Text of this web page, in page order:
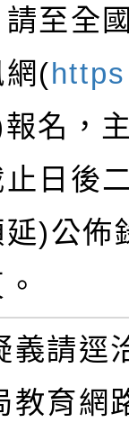
至全
(
名，
日後
)公佈
義請逕
教育網